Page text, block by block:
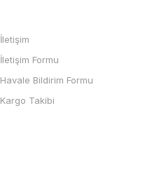
İletişim
İletişim Formu
Havale Bildirim Formu
Kargo Takibi